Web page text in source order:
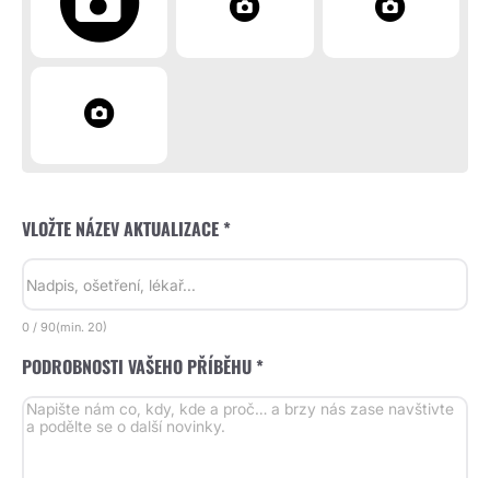
VLOŽTE NÁZEV AKTUALIZACE *
0 / 90(min. 20)
PODROBNOSTI VAŠEHO PŘÍBĚHU *